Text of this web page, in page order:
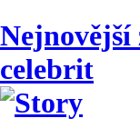
Nejnovější
celebrit